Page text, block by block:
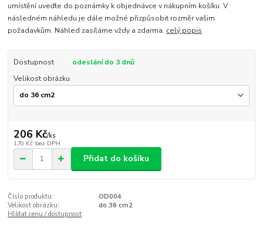
umístění uveďte do poznámky k objednávce v nákupním košíku. V
následném náhledu je dále možné přizpůsobit rozměr vašim
požadavkům. Náhled zasíláme vždy a zdarma. celý popis
Dostupnost
odeslání do 3 dnů
Velikost obrázku
206 Kč/ks
170 Kč bez DPH
Přidat do košíku
Číslo produktu:
OD004
Velikost obrázku:
do 36 cm2
Hlídat cenu / dostupnost